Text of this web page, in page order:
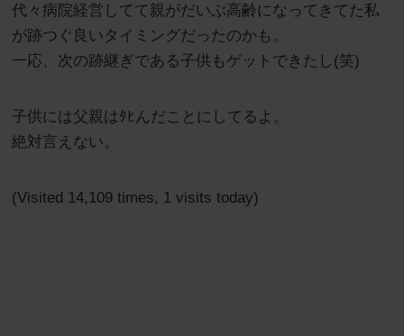
代々病院経営してて親がだいぶ高齢になってきてた私
が跡つぐ良いタイミングだったのかも。
一応、次の跡継ぎである子供もゲットできたし(笑)
子供には父親はﾀﾋんだことにしてるよ。
絶対言えない。
(Visited 14,109 times, 1 visits today)